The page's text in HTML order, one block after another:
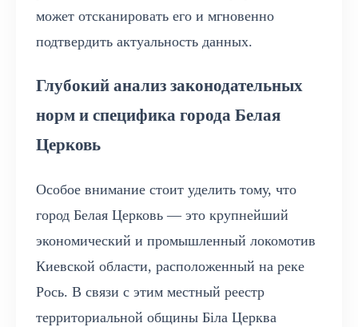
может отсканировать его и мгновенно
подтвердить актуальность данных.
Глубокий анализ законодательных
норм и специфика города Белая
Церковь
Особое внимание стоит уделить тому, что
город Белая Церковь — это крупнейший
экономический и промышленный локомотив
Киевской области, расположенный на реке
Рось. В связи с этим местный реестр
территориальной общины Біла Церква